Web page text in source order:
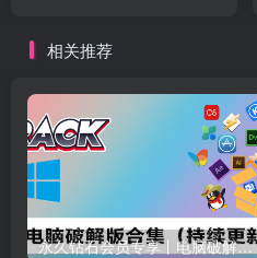
相关推荐
永久钻石会员专享丨电脑破解软件合集(更新至2025.4.11）